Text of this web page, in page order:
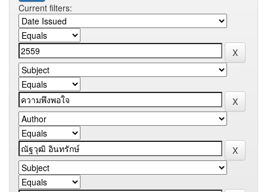
Current filters: